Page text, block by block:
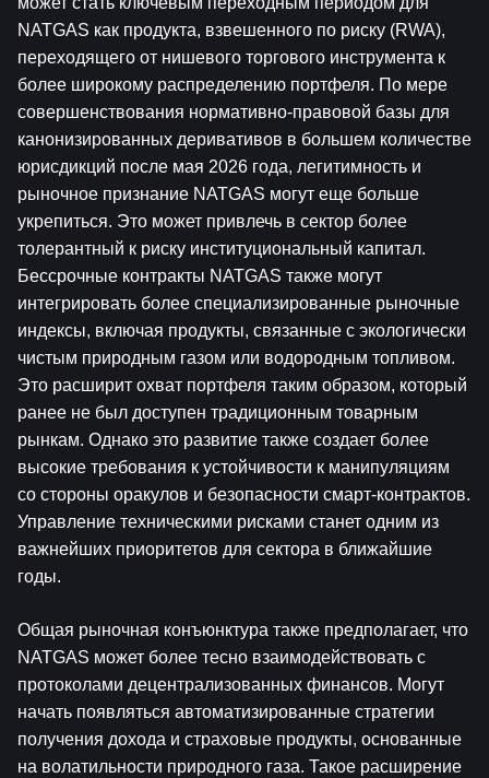
NATGAS как продукта, взвешенного по риску (RWA),
переходящего от нишевого торгового инструмента к
более широкому распределению портфеля. По мере
совершенствования нормативно-правовой базы для
канонизированных деривативов в большем количестве
юрисдикций после мая 2026 года, легитимность и
рыночное признание NATGAS могут еще больше
укрепиться. Это может привлечь в сектор более
толерантный к риску институциональный капитал.
Бессрочные контракты NATGAS также могут
интегрировать более специализированные рыночные
индексы, включая продукты, связанные с экологически
чистым природным газом или водородным топливом.
Это расширит охват портфеля таким образом, который
ранее не был доступен традиционным товарным
рынкам. Однако это развитие также создает более
высокие требования к устойчивости к манипуляциям
со стороны оракулов и безопасности смарт-контрактов.
Управление техническими рисками станет одним из
важнейших приоритетов для сектора в ближайшие
годы.
Общая рыночная конъюнктура также предполагает, что
NATGAS может более тесно взаимодействовать с
протоколами децентрализованных финансов. Могут
начать появляться автоматизированные стратегии
получения дохода и страховые продукты, основанные
на волатильности природного газа. Такое расширение